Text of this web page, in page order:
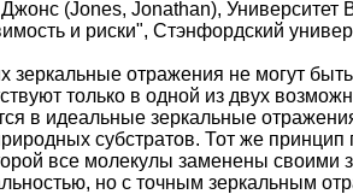
(Jones, Jonathan), Университет
и риски", Стэнфордский
отражения не могут
только в одной из двух
в идеальные зеркальные
субстратов. Тот же
все молекулы заменены своими
но с точным зеркальным